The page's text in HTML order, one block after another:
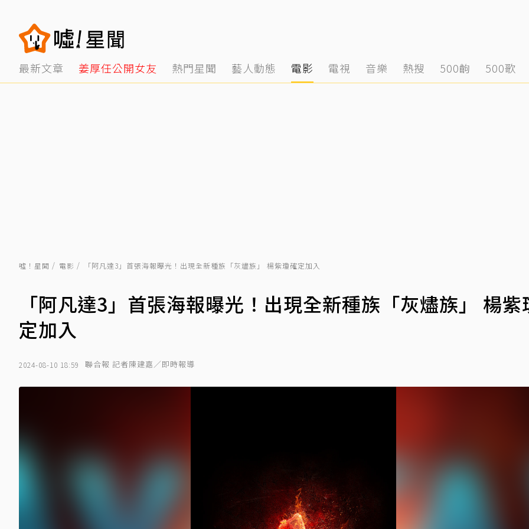
最新文章 姜厚任公開女友 熱門星聞 藝人動態 電影 電視 音樂 熱搜 500齣 500歌
噓！星聞 電影 「阿凡達3」首張海報曝光！出現全新種族「灰燼族」 楊紫瓊確定加入
「阿凡達3」首張海報曝光！出現全新種族「灰燼族」 楊紫
定加入
2024-08-10 18:59 聯合報 記者陳建嘉／即時報導